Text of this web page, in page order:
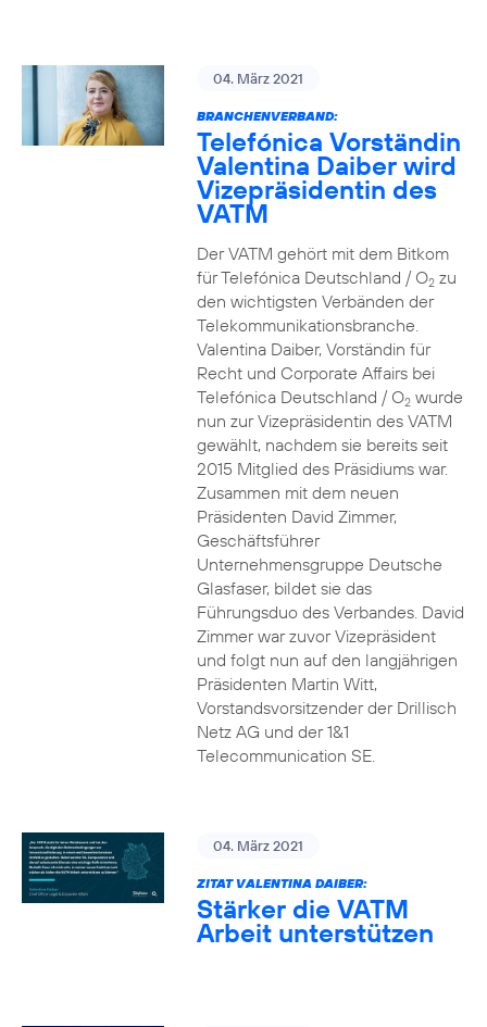
04. März 2021
BRANCHENVERBAND:
Telefónica Vorständin
Valentina Daiber wird
Vizepräsidentin des
VATM
Der VATM gehört mit dem Bitkom
für Telefónica Deutschland / O2zu
den wichtigsten Verbänden der
Telekommunikationsbranche.
Valentina Daiber, Vorständin für
Recht und Corporate Affairs bei
Telefónica Deutschland / O2wurde
nun zur Vizepräsidentin des VATM
gewählt, nachdem sie bereits seit
2015 Mitglied des Präsidiums war.
Zusammen mit dem neuen
Präsidenten David Zimmer,
Geschäftsführer
Unternehmensgruppe Deutsche
Glasfaser, bildet sie das
Führungsduo des Verbandes. David
Zimmer war zuvor Vizepräsident
und folgt nun auf den langjährigen
Präsidenten Martin Witt,
Vorstandsvorsitzender der Drillisch
Netz AG und der 1&1
Telecommunication SE.
04. März 2021
ZITAT VALENTINA DAIBER:
Stärker die VATM
Arbeit unterstützen